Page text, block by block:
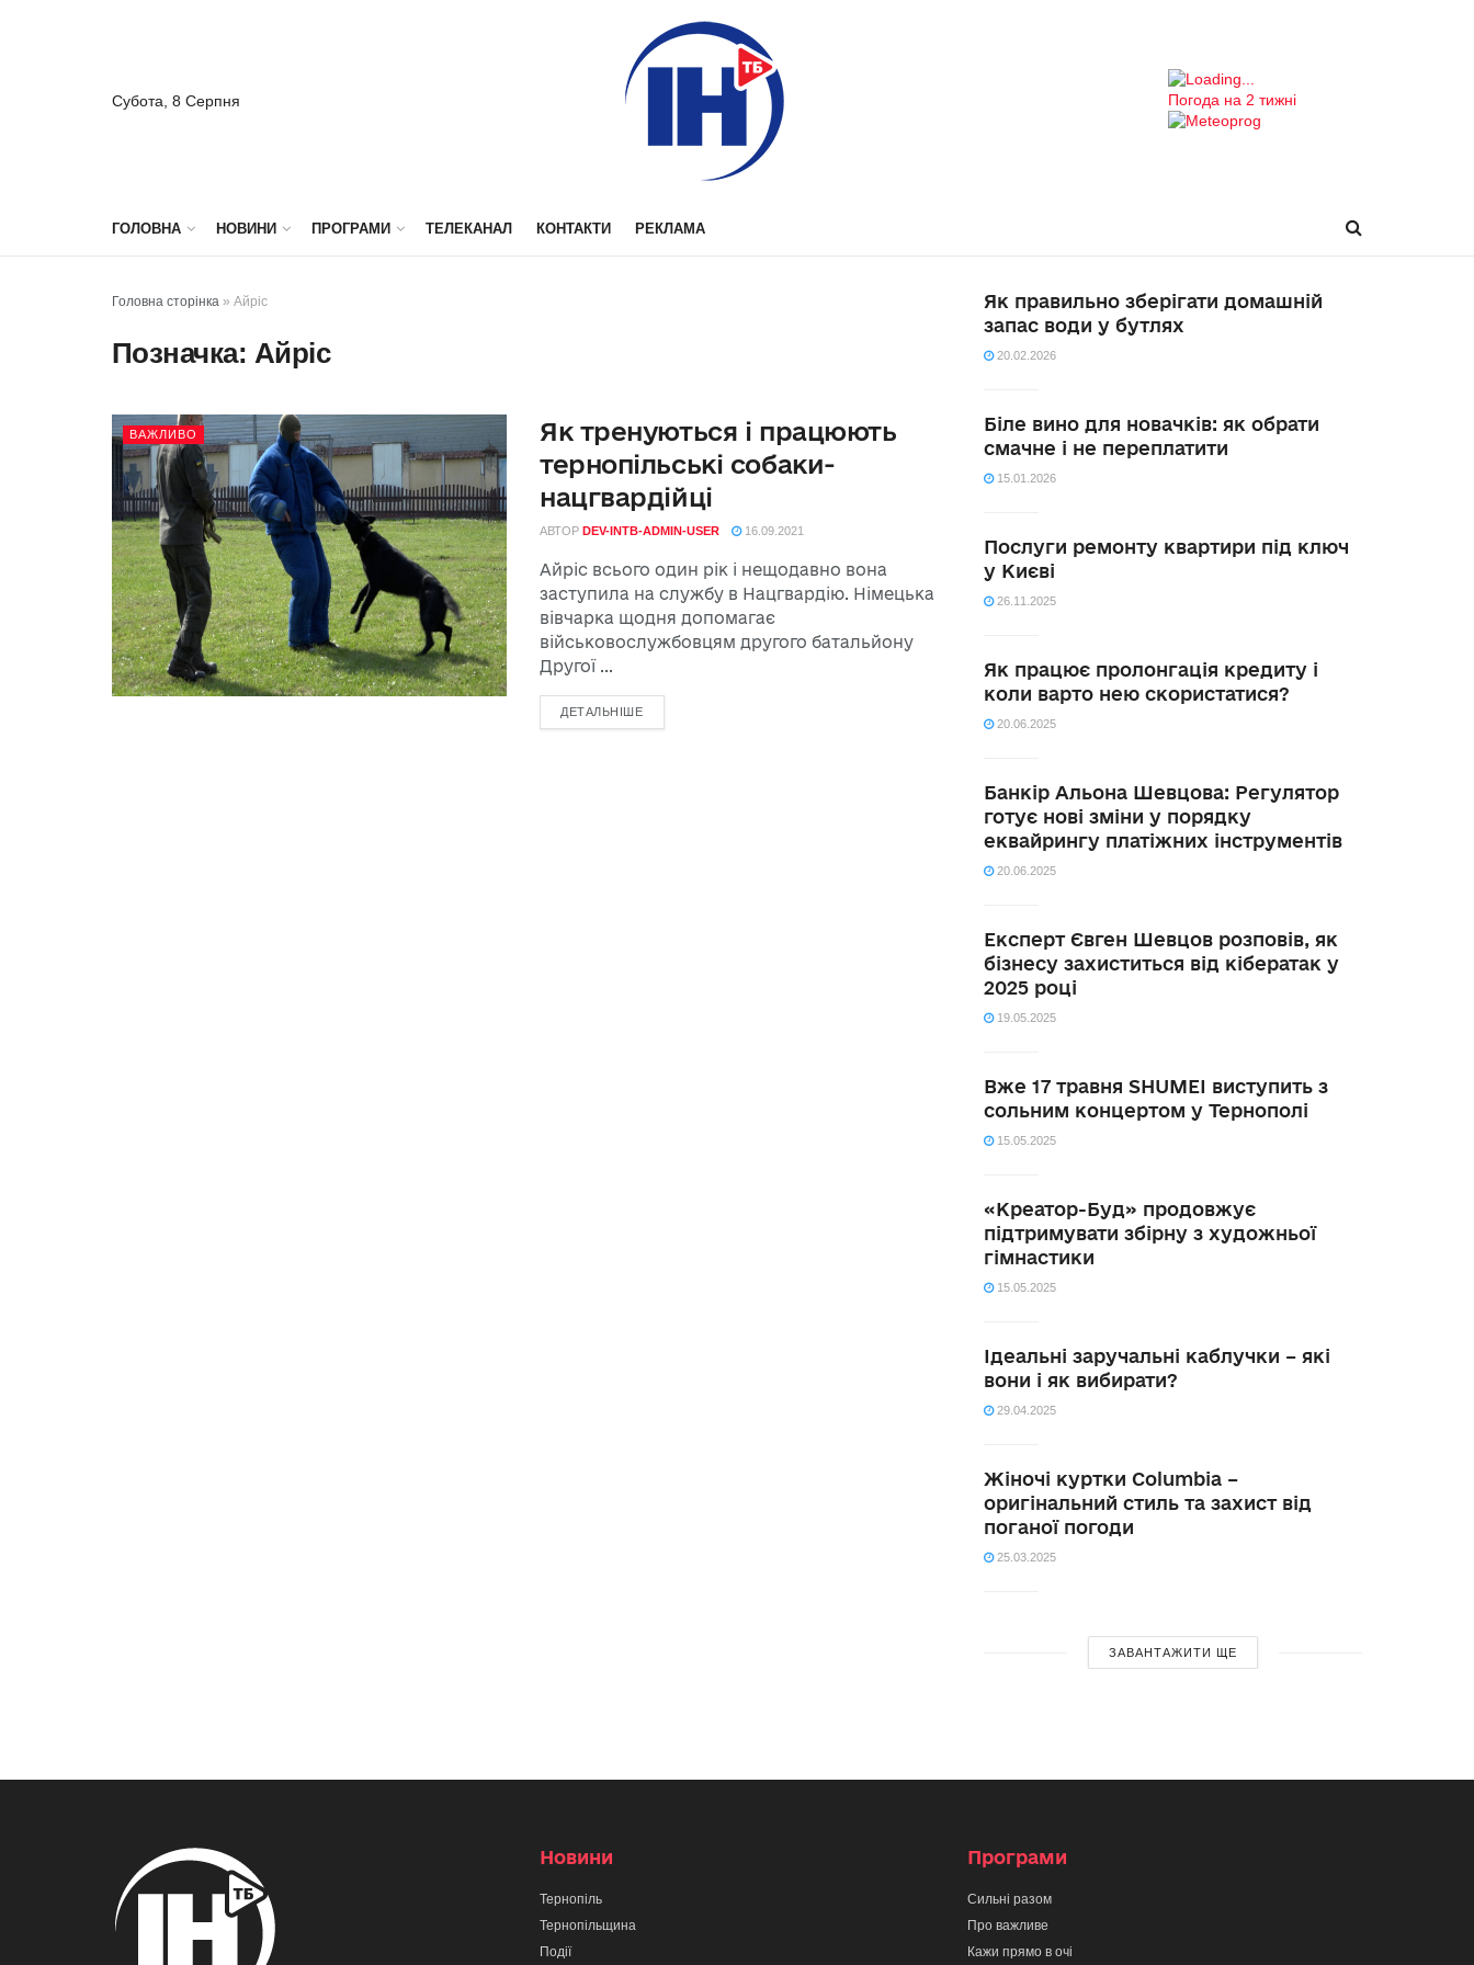
Субота, 8 Серпня Погода на 2 тижні
ГОЛОВНА НОВИНИ ПРОГРАМИ ТЕЛЕКАНАЛ КОНТАКТИ РЕКЛАМА
Головна сторінка » Айріс
Позначка: Айріс
ВАЖЛИВО
Як тренуються і працюють
тернопільські собаки-
нацгвардійці
АВТОР DEV-INTB-ADMIN-USER 16.09.2021
Айріс всього один рік і нещодавно вона
заступила на службу в Нацгвардію. Німецька
вівчарка щодня допомагає
військовослужбовцям другого батальйону
Другої ...
ДЕТАЛЬНІШЕ
Як правильно зберігати домашній
запас води у бутлях
20.02.2026
Біле вино для новачків: як обрати
смачне і не переплатити
15.01.2026
Послуги ремонту квартири під ключ
у Києві
26.11.2025
Як працює пролонгація кредиту і
коли варто нею скористатися?
20.06.2025
Банкір Альона Шевцова: Регулятор
готує нові зміни у порядку
еквайрингу платіжних інструментів
20.06.2025
Експерт Євген Шевцов розповів, як
бізнесу захиститься від кібератак у
2025 році
19.05.2025
Вже 17 травня SHUMEI виступить з
сольним концертом у Тернополі
15.05.2025
«Креатор-Буд» продовжує
підтримувати збірну з художньої
гімнастики
15.05.2025
Ідеальні заручальні каблучки – які
вони і як вибирати?
29.04.2025
Жіночі куртки Columbia –
оригінальний стиль та захист від
поганої погоди
25.03.2025
ЗАВАНТАЖИТИ ЩЕ
Новини
Тернопіль
Тернопільщина
Події
Програми
Сильні разом
Про важливе
Кажи прямо в очі